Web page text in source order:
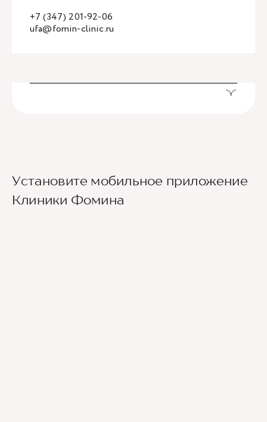
ufa@fomin-clinic.ru
+7 (347) 201-92-06
Установите мобильное приложение
Клиники Фомина